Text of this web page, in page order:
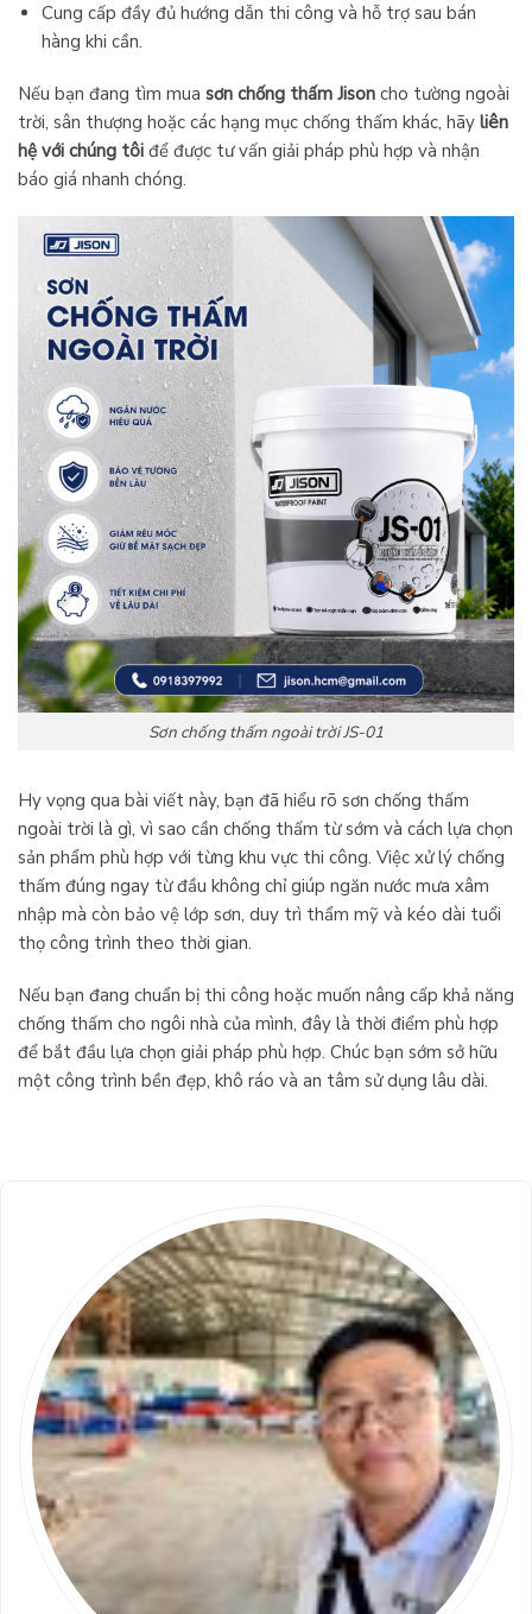
Cung cấp đầy đủ hướng dẫn thi công và hỗ trợ sau bán
hàng khi cần.
Nếu bạn đang tìm mua sơn chống thấm Jison cho tường ngoài
trời, sân thượng hoặc các hạng mục chống thấm khác, hãy liên
hệ với chúng tôi để được tư vấn giải pháp phù hợp và nhận
báo giá nhanh chóng.
Sơn chống thấm ngoài trời JS-01
Hy vọng qua bài viết này, bạn đã hiểu rõ sơn chống thấm
ngoài trời là gì, vì sao cần chống thấm từ sớm và cách lựa chọn
sản phẩm phù hợp với từng khu vực thi công. Việc xử lý chống
thấm đúng ngay từ đầu không chỉ giúp ngăn nước mưa xâm
nhập mà còn bảo vệ lớp sơn, duy trì thẩm mỹ và kéo dài tuổi
thọ công trình theo thời gian.
Nếu bạn đang chuẩn bị thi công hoặc muốn nâng cấp khả năng
chống thấm cho ngôi nhà của mình, đây là thời điểm phù hợp
để bắt đầu lựa chọn giải pháp phù hợp. Chúc bạn sớm sở hữu
một công trình bền đẹp, khô ráo và an tâm sử dụng lâu dài.